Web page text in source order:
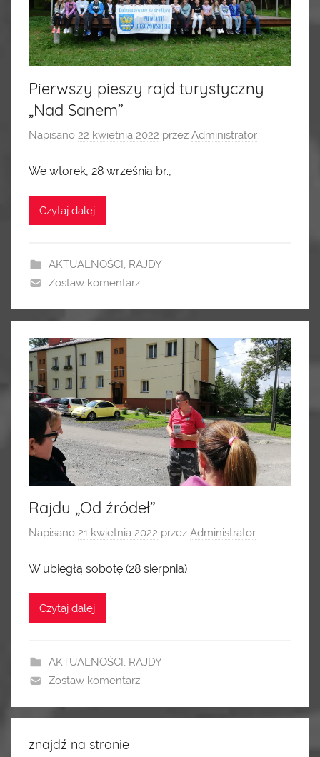
Pierwszy pieszy rajd turystyczny
„Nad Sanem”
Napisano 22 kwietnia 2022 przez Administrator
We wtorek, 28 września br.,
Czytaj dalej
AKTUALNOŚCI, RAJDY
Zostaw komentarz
Rajdu „Od źródeł”
Napisano 21 kwietnia 2022 przez Administrator
W ubiegłą sobotę (28 sierpnia)
Czytaj dalej
AKTUALNOŚCI, RAJDY
Zostaw komentarz
znajdź na stronie